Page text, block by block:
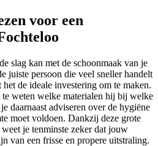
voor een
slag kan met de schoonmaak van je
juiste persoon die veel sneller handelt
de ideale investering om te maken.
weten welke materialen hij bij welke
daarnaast adviseren over de hygiëne
moet voldoen. Dankzij deze grote
je tenminste zeker dat jouw
van een frisse en propere uitstraling.